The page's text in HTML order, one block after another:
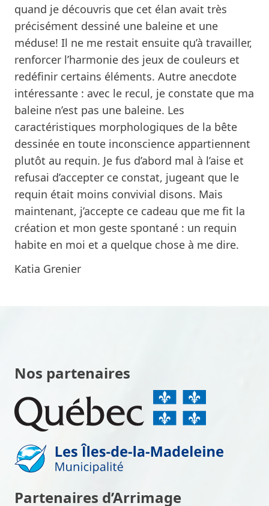
quand je découvris que cet élan avait très
précisément dessiné une baleine et une
méduse! Il ne me restait ensuite qu’à travailler,
renforcer l’harmonie des jeux de couleurs et
redéfinir certains éléments. Autre anecdote
intéressante : avec le recul, je constate que ma
baleine n’est pas une baleine. Les
caractéristiques morphologiques de la bête
dessinée en toute inconscience appartiennent
plutôt au requin. Je fus d’abord mal à l’aise et
refusai d’accepter ce constat, jugeant que le
requin était moins convivial disons. Mais
maintenant, j’accepte ce cadeau que me fit la
création et mon geste spontané : un requin
habite en moi et a quelque chose à me dire.
Katia Grenier
Nos partenaires
Partenaires d’Arrimage